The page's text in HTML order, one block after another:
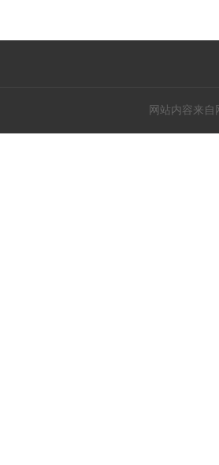
网站内容来